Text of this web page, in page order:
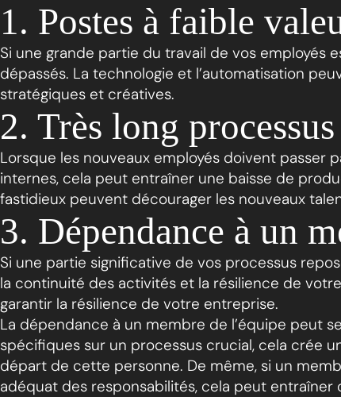
1. Postes à faible
Si une grande partie du travail de vos employés
dépassés. La technologie et l’automatisation
stratégiques et créatives.
2. Très long
Lorsque les nouveaux employés doivent
internes, cela peut entraîner une baisse de
fastidieux peuvent décourager les nouveaux
3. Dépendance à un
Si une partie significative de vos processus
la continuité des activités et la résilience de
garantir la résilience de votre entreprise.
La dépendance à un membre de l’équipe peut
spécifiques sur un processus crucial, cela crée
départ de cette personne. De même, si un
adéquat des responsabilités, cela peut